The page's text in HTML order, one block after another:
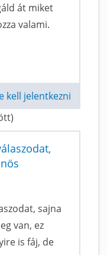
át miket
valami.
kell jelentkezni
sajna
van, ez
is fáj, de